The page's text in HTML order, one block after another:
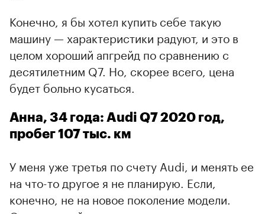
Конечно, я бы хотел купить себе такую
машину — характеристики радуют, и это в
целом хороший апгрейд по сравнению с
десятилетним Q7. Но, скорее всего, цена
будет больно кусаться.
Анна, 34 года: Audi Q7 2020 год,
пробег 107 тыс. км
У меня уже третья по счету Audi, и менять ее
на что-то другое я не планирую. Если,
конечно, не на новое поколение модели.